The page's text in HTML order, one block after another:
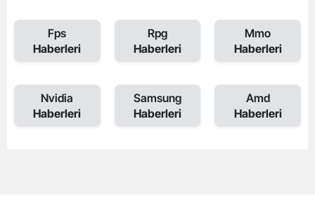
Fps
Haberleri
Rpg
Haberleri
Mmo
Haberleri
Nvidia
Haberleri
Samsung
Haberleri
Amd
Haberleri